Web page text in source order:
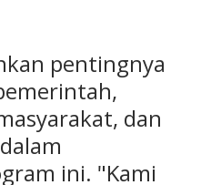
pentingnya
dan
ini. "Kami